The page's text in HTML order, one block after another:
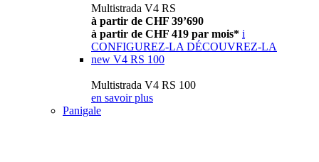
Multistrada V4 RS
à partir de CHF 39’690
à partir de CHF 419 par mois* i
CONFIGUREZ-LA DÉCOUVREZ-LA
new V4 RS 100
Multistrada V4 RS 100
en savoir plus
Panigale